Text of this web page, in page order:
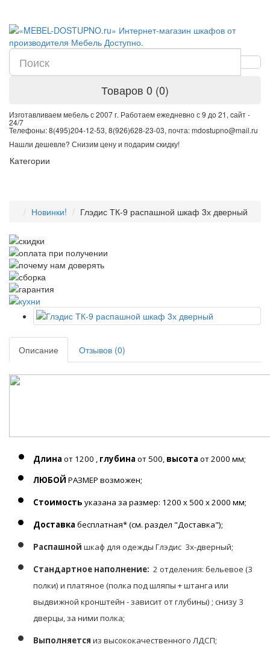
Товаров 0 (0)
Изготавливаем мебель с 2007 г. Работаем ежедневно с 9 до 21, cайт -
24/7
Телефоны: 8(495)204-12-53, 8(926)628-23-03, почта: mdostupno@mail.ru
Нашли дешевле? Снизим цену и подарим скидку!
Категории
Новинки! Глэдис ТК-9 распашной шкаф 3х дверный
Описание Отзывов (0)
Длина от 1200 , глубина от 500, высота от 2000 мм;
ЛЮБОЙ РАЗМЕР возможен;
Стоимость указана за размер: 1200 х 500 х 2000 мм;
Доставка бесплатная* (см. раздел "Доставка");
Распашной шкаф для одежды Глэдис 3х-дверный;
Стандартное наполнение: 2 отделения: бельевое (3
полки) и платяное (полка под шляпы + штанга или
выдвижной кронштейн - зависит от глубины) ; снизу 3
дверцы, за ними полка;
Выполняется из высококачественного ЛДСП;